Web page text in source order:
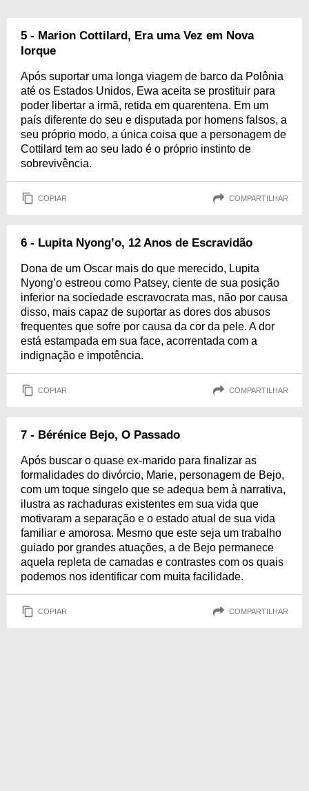
5 - Marion Cottilard, Era uma Vez em Nova
Iorque
Após suportar uma longa viagem de barco da Polônia
até os Estados Unidos, Ewa aceita se prostituir para
poder libertar a irmã, retida em quarentena. Em um
país diferente do seu e disputada por homens falsos, a
seu próprio modo, a única coisa que a personagem de
Cottilard tem ao seu lado é o próprio instinto de
sobrevivência.
COPIAR COMPARTILHAR
6 - Lupita Nyong’o, 12 Anos de Escravidão
Dona de um Oscar mais do que merecido, Lupita
Nyong’o estreou como Patsey, ciente de sua posição
inferior na sociedade escravocrata mas, não por causa
disso, mais capaz de suportar as dores dos abusos
frequentes que sofre por causa da cor da pele. A dor
está estampada em sua face, acorrentada com a
indignação e impotência.
COPIAR COMPARTILHAR
7 - Bérénice Bejo, O Passado
Após buscar o quase ex-marido para finalizar as
formalidades do divórcio, Marie, personagem de Bejo,
com um toque singelo que se adequa bem à narrativa,
ilustra as rachaduras existentes em sua vida que
motivaram a separação e o estado atual de sua vida
familiar e amorosa. Mesmo que este seja um trabalho
guiado por grandes atuações, a de Bejo permanece
aquela repleta de camadas e contrastes com os quais
podemos nos identificar com muita facilidade.
COPIAR COMPARTILHAR